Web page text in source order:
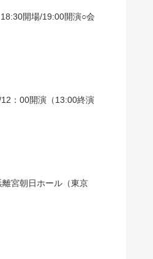
開場/19:00開演○会
：00開演（13:00終演
宮朝日ホール（東京